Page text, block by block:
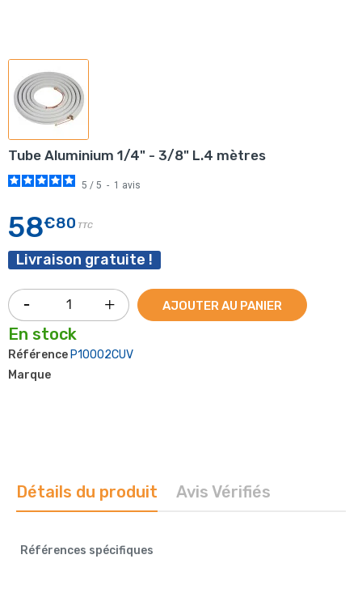
Tube Aluminium 1/4" - 3/8" L.4 mètres
5 / 5 - 1 avis
58€80 TTC
Livraison gratuite !
AJOUTER AU PANIER
En stock
Référence P10002CUV
Marque
Détails du produit Avis Vérifiés
Références spécifiques